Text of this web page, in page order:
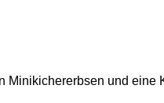
Minikichererbsen und eine